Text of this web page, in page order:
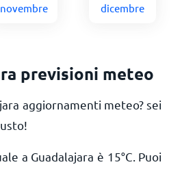
novembre dicembre
previsioni meteo
aggiornamenti meteo? sei
a Guadalajara è 15°C . Puoi